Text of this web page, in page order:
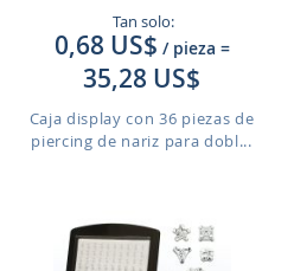
Tan solo:
0,68 US$ / pieza =
35,28 US$
Caja display con 36 piezas de
piercing de nariz para dobl...